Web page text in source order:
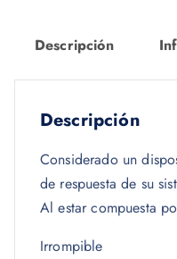
Descripción
Descripción
Considerado un
de respuesta de su
Al estar compuesta
Irrompible